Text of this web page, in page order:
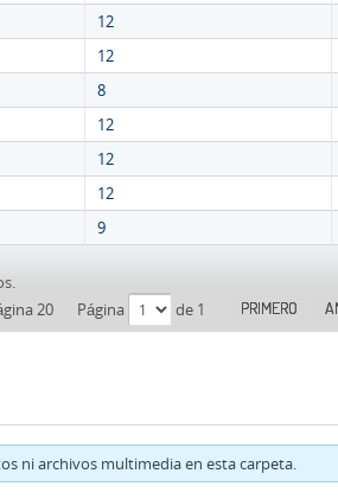
12
12
8
12
12
12
9
20
Página de 1 PRIMERO
ni archivos multimedia en esta carpeta.